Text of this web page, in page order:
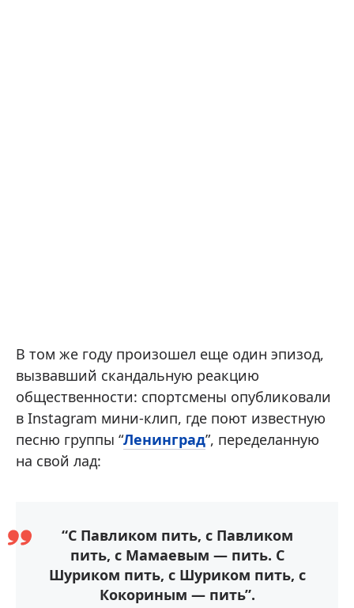
В том же году произошел еще один эпизод,
вызвавший скандальную реакцию
общественности: спортсмены опубликовали
в Instagram мини-клип, где поют известную
песню группы “Ленинград”, переделанную
на свой лад:
“С Павликом пить, с Павликом
пить, с Мамаевым — пить. С
Шуриком пить, с Шуриком пить, с
Кокориным — пить”.